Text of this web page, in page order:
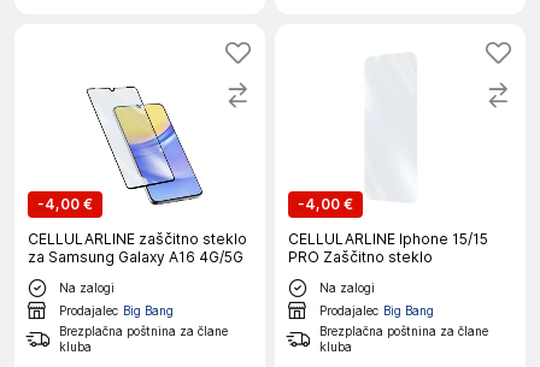
-4,00 €
CELLULARLINE zaščitno steklo
za Samsung Galaxy A16 4G/5G
Na zalogi
Prodajalec Big Bang
Brezplačna poštnina za člane
kluba
-4,00 €
CELLULARLINE Iphone 15/15
PRO Zaščitno steklo
Na zalogi
Prodajalec Big Bang
Brezplačna poštnina za člane
kluba